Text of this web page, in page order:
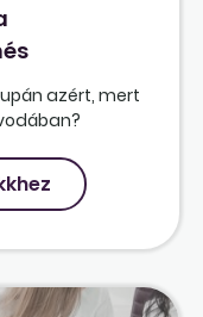
azért, mert